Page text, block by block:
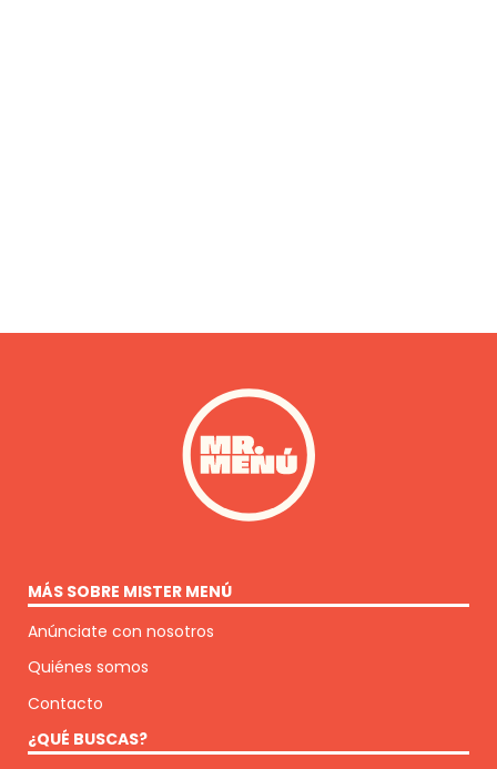
MÁS SOBRE MISTER MENÚ
Anúnciate con nosotros
Quiénes somos
Contacto
¿QUÉ BUSCAS?